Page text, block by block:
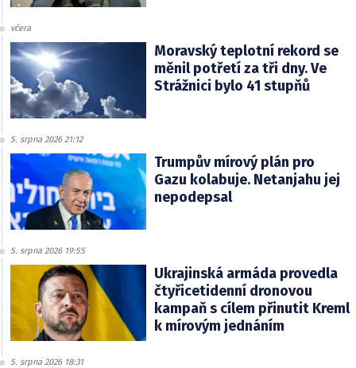
včera
Moravský teplotní rekord se
měnil potřetí za tři dny. Ve
Strážnici bylo 41 stupňů
5. srpna 2026 21:12
Trumpův mírový plán pro
Gazu kolabuje. Netanjahu jej
nepodepsal
5. srpna 2026 19:55
Ukrajinská armáda provedla
čtyřicetidenní dronovou
kampaň s cílem přinutit Kreml
k mírovým jednáním
5. srpna 2026 18:31